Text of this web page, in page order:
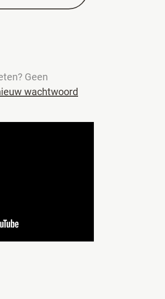
Geen
wachtwoord